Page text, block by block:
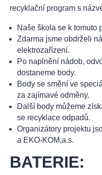
recyklační program s
Naše škola se k tomuto
Zdarma jsme obdrželi
elektrozařízení.
Po naplnění nádob,
dostaneme body.
Body se smění ve
za zajímavé odměny.
Další body můžeme
se recyklace odpadů.
Organizátory projektu
a EKO-KOM,a.s.
BATERIE: